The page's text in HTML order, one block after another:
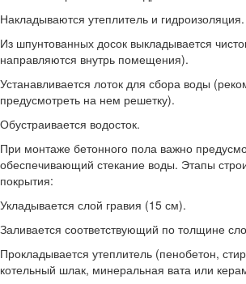
Накладываются утеплитель и гидроизоляция.
Из шпунтованных досок выкладывается
направляются внутрь помещения).
Устанавливается лоток для сбора воды
предусмотреть на нем решетку).
Обустраивается водосток.
При монтаже бетонного пола важно
обеспечивающий стекание воды. Этапы
покрытия:
Укладывается слой гравия (15 см).
Заливается соответствующий по толщине
Прокладывается утеплитель (пенобетон,
котельный шлак, минеральная вата или